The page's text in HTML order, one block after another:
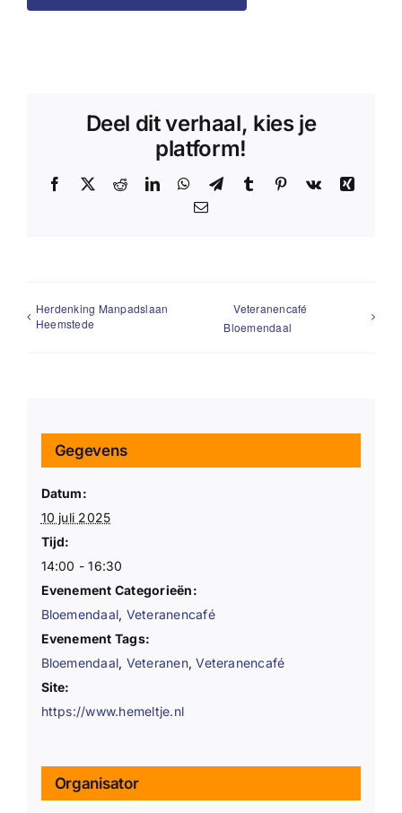
Deel dit verhaal, kies je
platform!
Facebook
X RedditLinkedInWhatsApp
TelegramTumblr Pinterest
Vk
Xing
E-
Herdenking Manpadslaan
Heemstede
Veteranencafé
Bloemendaal
Gegevens
Datum:
10 juli 2025
Tijd:
14:00 - 16:30
Evenement Categorieën:
Bloemendaal, Veteranencafé
Evenement Tags:
Bloemendaal, Veteranen,Veteranencafé
Site:
https://www.hemeltje.nl
Organisator